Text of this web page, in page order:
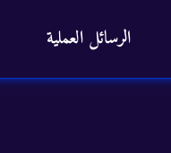
الرسائل العملية